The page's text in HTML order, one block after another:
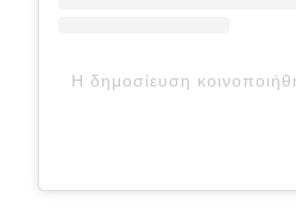
Η δημοσίευση